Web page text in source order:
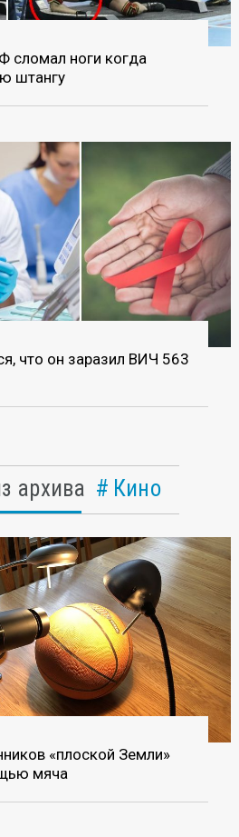
сломал ноги когда
штангу
что он заразил ВИЧ 563
архива Кино
«плоской Земли»
мяча